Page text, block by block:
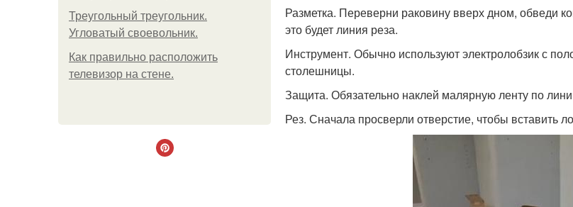
Треугольный треугольник.
Угловатый своевольник.
Как правильно расположить
телевизор на стене.
Разметка. Переверни раковину вверх дном, обведи
это будет линия реза.
Инструмент. Обычно используют электролобзик с
столешницы.
Защита. Обязательно наклей малярную ленту по
Рез. Сначала просверли отверстие, чтобы вставить